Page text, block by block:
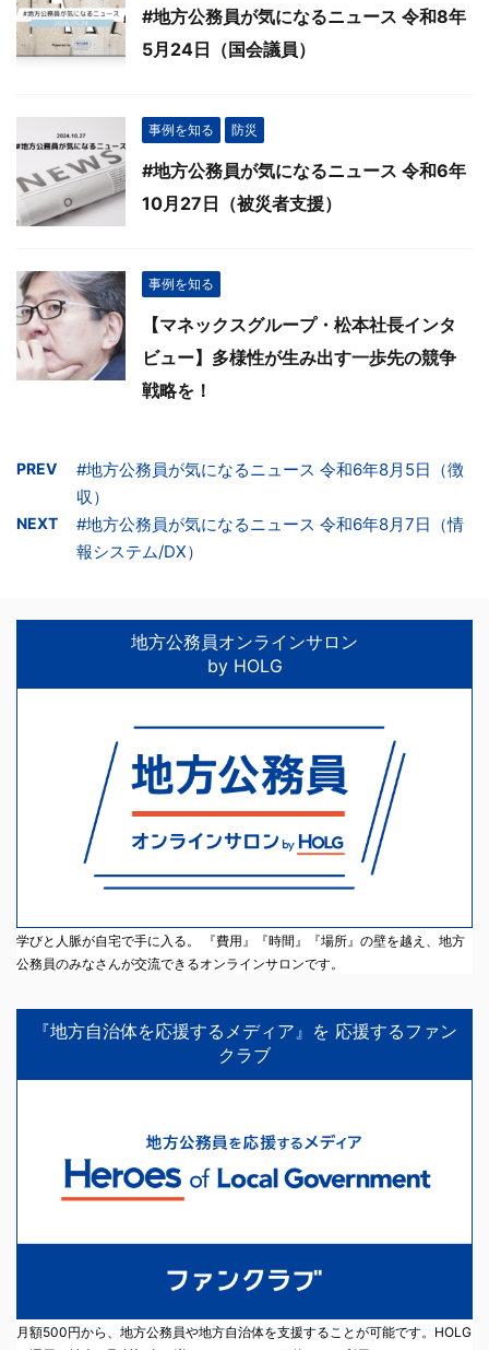
#地方公務員が気になるニュース 令和8年
5月24日（国会議員）
事例を知る 防災
#地方公務員が気になるニュース 令和6年
10月27日（被災者支援）
事例を知る
【マネックスグループ・松本社長インタ
ビュー】多様性が生み出す一歩先の競争
戦略を！
PREV
#地方公務員が気になるニュース 令和6年8月5日（徴
収）
NEXT
#地方公務員が気になるニュース 令和6年8月7日（情
報システム/DX）
地方公務員オンラインサロン
by HOLG
学びと人脈が自宅で手に入る。 『費用』『時間』『場所』の壁を越え、地方
公務員のみなさんが交流できるオンラインサロンです。
『地方自治体を応援するメディア』を 応援するファン
クラブ
月額500円から、地方公務員や地方自治体を支援することが可能です。HOLG